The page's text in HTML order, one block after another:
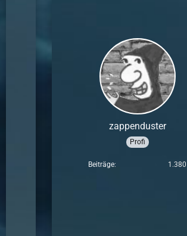
zappenduster
Profi
Beiträge 1.380